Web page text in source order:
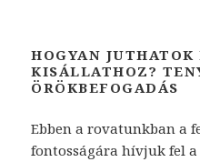
HOGYAN
KISÁLLATHOZ?
ÖRÖKBEFOGADÁS
Ebben a rovatunkban a
fontosságára hívjuk fel